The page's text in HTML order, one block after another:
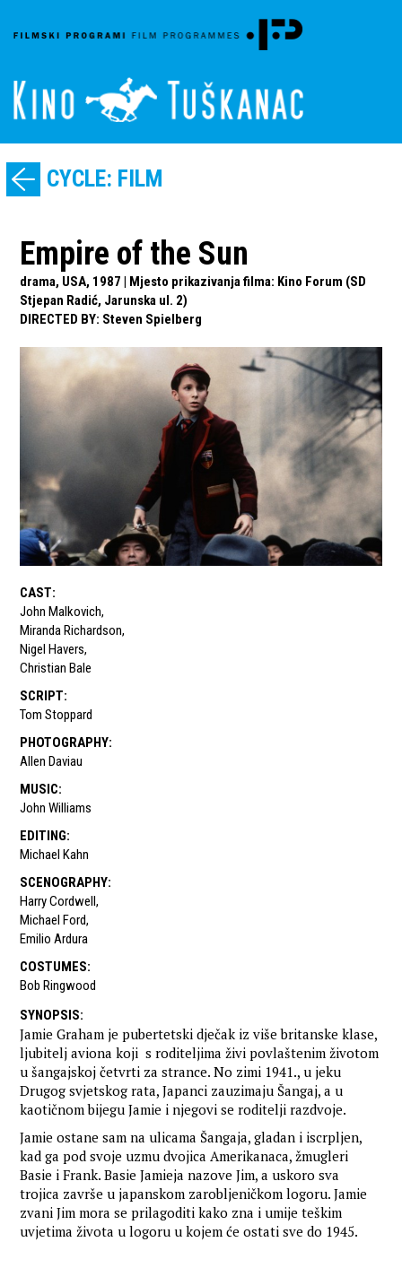
CYCLE: FILM
Empire of the Sun
drama, USA, 1987 | Mjesto prikazivanja filma: Kino Forum (SD
Stjepan Radić, Jarunska ul. 2)
DIRECTED BY: Steven Spielberg
CAST:
John Malkovich,
Miranda Richardson,
Nigel Havers,
Christian Bale
SCRIPT:
Tom Stoppard
PHOTOGRAPHY:
Allen Daviau
MUSIC:
John Williams
EDITING:
Michael Kahn
SCENOGRAPHY:
Harry Cordwell,
Michael Ford,
Emilio Ardura
COSTUMES:
Bob Ringwood
SYNOPSIS:
Jamie Graham je pubertetski dječak iz više britanske klase,
ljubitelj aviona koji s roditeljima živi povlaštenim životom
u šangajskoj četvrti za strance. No zimi 1941., u jeku
Drugog svjetskog rata, Japanci zauzimaju Šangaj, a u
kaotičnom bijegu Jamie i njegovi se roditelji razdvoje.
Jamie ostane sam na ulicama Šangaja, gladan i iscrpljen,
kad ga pod svoje uzmu dvojica Amerikanaca, žmugleri
Basie i Frank. Basie Jamieja nazove Jim, a uskoro sva
trojica završe u japanskom zarobljeničkom logoru. Jamie
zvani Jim mora se prilagoditi kako zna i umije teškim
uvjetima života u logoru u kojem će ostati sve do 1945.